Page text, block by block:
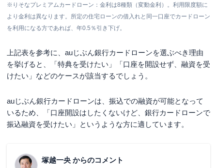
※りそなプレミアムカードローン：金利は8種類（変動金利）。利用限度額に
より金利は異なります。所定の住宅ローンの借入れと同一口座でカードローン
を利用になる方であれば、年0.5％引き下げ。
上記表を参考に、auじぶん銀行カードローンを選ぶべき理由
を挙げると、「特典を受けたい」「口座を開設せず、融資を受
けたい」などのケースが該当するでしょう。
auじぶん銀行カードローンは、振込での融資が可能となって
いるため、「口座開設はしたくないけど、銀行カードローンで
振込融資を受けたい」というような方に適しています。
塚越一央 からのコメント